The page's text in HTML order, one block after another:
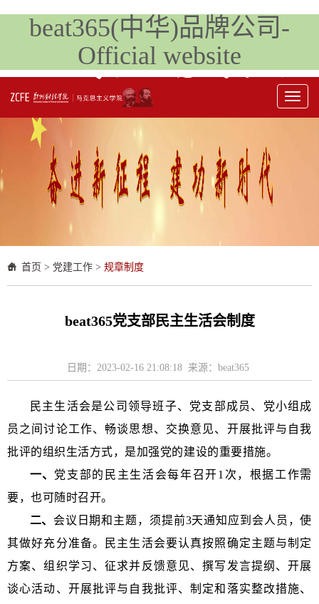
beat365(中华)品牌公司-
Official website
Toggle
首页 > 党建工作 > 规章制度
beat365党支部民主生活会制度
日期：2023-02-16 21:08:18 来源：beat365
民主生活会是公司领导班子、党支部成员、党小组成
员之间讨论工作、畅谈思想、交换意见、开展批评与自我
批评的组织生活方式，是加强党的建设的重要措施。
一、 党支部的民主生活会每年召开1 次，根据工作需
要，也可随时召开。
二、 会议日期和主题，须提前3天通知应到会人员，使
其做好充分准备。民主生活会要认真按照确定主题与制定
方案、组织学习、征求并反馈意见、撰写发言提纲、开展
谈心活动、开展批评与自我批评、制定和落实整改措施、